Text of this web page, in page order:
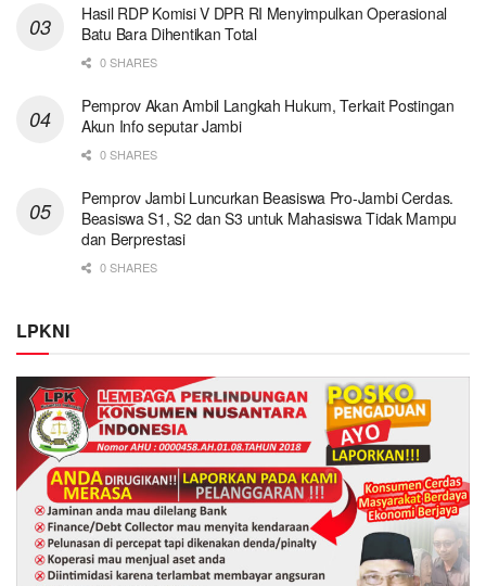
Hasil RDP Komisi V DPR RI Menyimpulkan Operasional
Batu Bara Dihentikan Total
0 SHARES
Pemprov Akan Ambil Langkah Hukum, Terkait Postingan
Akun Info seputar Jambi
0 SHARES
Pemprov Jambi Luncurkan Beasiswa Pro-Jambi Cerdas.
Beasiswa S1, S2 dan S3 untuk Mahasiswa Tidak Mampu
dan Berprestasi
0 SHARES
LPKNI